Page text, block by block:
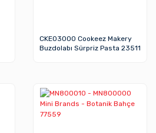
CKE03000 Cookeez Makery
Buzdolabı Sürpriz Pasta 23511